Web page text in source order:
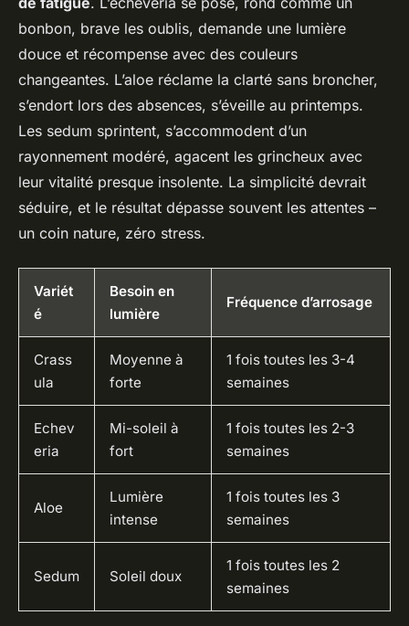
bonbon, brave les oublis, demande une lumière
douce et récompense avec des couleurs
changeantes. L’aloe réclame la clarté sans broncher,
s’endort lors des absences, s’éveille au printemps.
Les sedum sprintent, s’accommodent d’un
rayonnement modéré, agacent les grincheux avec
leur vitalité presque insolente. La simplicité devrait
séduire, et le résultat dépasse souvent les attentes –
un coin nature, zéro stress.
Variét
é
Besoin en
lumière
Fréquence d’arrosage
Crass
ula
Moyenne à
forte
1 fois toutes les 3-4
semaines
Echev
eria
Mi-soleil à
fort
1 fois toutes les 2-3
semaines
Aloe
Lumière
intense
1 fois toutes les 3
semaines
Sedum Soleil doux
1 fois toutes les 2
semaines